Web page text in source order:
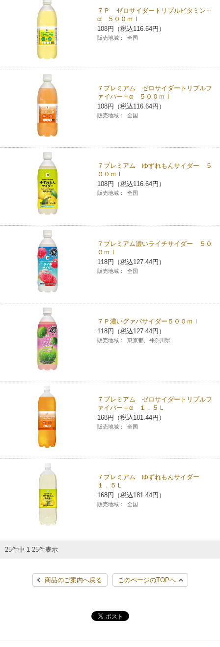
７Ｐ ゼロサイダートリプルビタミン＋
α ５００ｍｌ
108円（税込116.64円）
販売地域： 全国
７プレミアム ゼロサイダートリプルフ
ァイバー＋α ５００ｍｌ
108円（税込116.64円）
販売地域： 全国
７プレミアム ゆずれもんサイダー ５
００ｍｌ
108円（税込116.64円）
販売地域： 全国
７プレミアム濃いライチサイダー ５０
０ｍｌ
118円（税込127.44円）
販売地域： 全国
７Ｐ濃いグァバサイダー５００ｍｌ
118円（税込127.44円）
販売地域： 東京都、神奈川県
７プレミアム ゼロサイダートリプルフ
ァイバー＋α １．５Ｌ
168円（税込181.44円）
販売地域： 全国
７プレミアム ゆずれもんサイダー
１．５Ｌ
168円（税込181.44円）
販売地域： 全国
25件中 1-25件表示
商品のご案内へ戻る このページのTOPへ